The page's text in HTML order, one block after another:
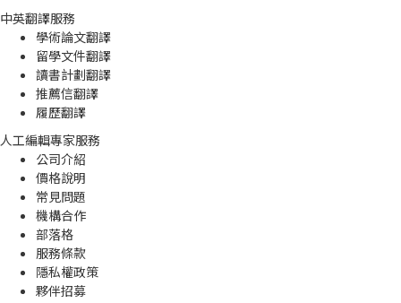
中英翻譯服務
學術論文翻譯
留學文件翻譯
讀書計劃翻譯
推薦信翻譯
履歷翻譯
人工編輯專家服務
公司介紹
價格說明
常見問題
機構合作
部落格
服務條款
隱私權政策
夥伴招募